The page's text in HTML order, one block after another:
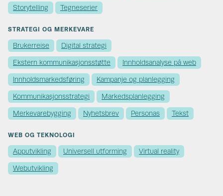
Storytelling Tegneserier
STRATEGI OG MERKEVARE
Brukerreise Digital strategi
Ekstern kommunikasjons­støtte Innholdsanalyse på web
Innholds­markedsføring Kampanje og planlegging
Kommunikasjons­strategi Markedsplanlegging
Merkevare­bygging Nyhetsbrev Personas Tekst
WEB OG TEKNOLOGI
Apputvikling Universell utforming Virtual reality
Webutvikling